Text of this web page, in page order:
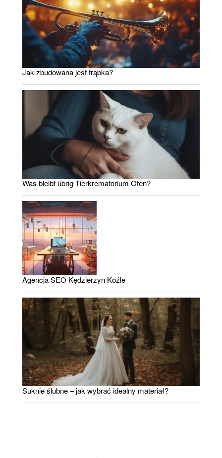
Jak zbudowana jest trąbka?
Was bleibt übrig Tierkrematorium Ofen?
Agencja SEO Kędzierzyn Koźle
Suknie ślubne – jak wybrać idealny materiał?